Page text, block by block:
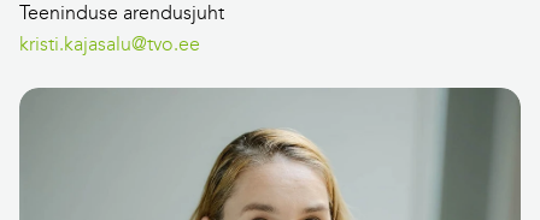
Teeninduse arendusjuht
kristi.kajasalu@tvo.ee